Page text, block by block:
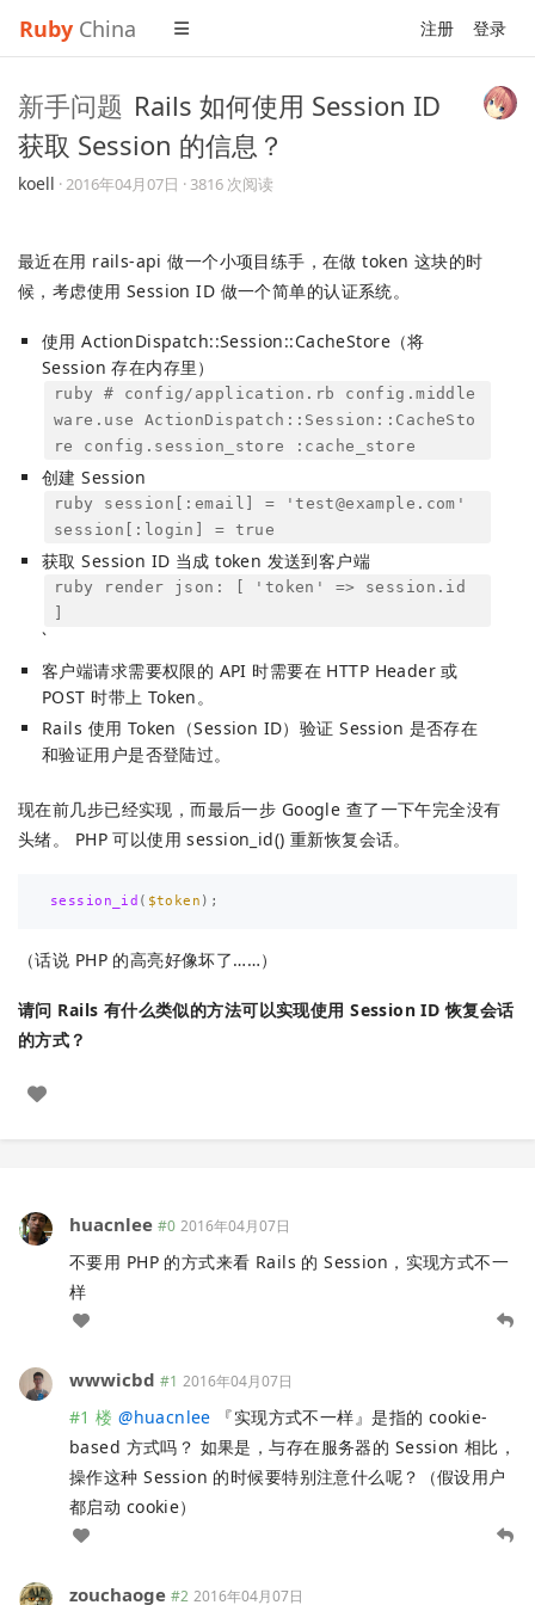
Ruby China 注册 登录
新手问题 Rails 如何使用 Session ID
获取 Session 的信息？
koell ·2016年04月07日 · 3816 次阅读
最近在用 rails-api 做一个小项目练手，在做 token 这块的时
候，考虑使用 Session ID 做一个简单的认证系统。
使用 ActionDispatch::Session::CacheStore（将
Session 存在内存里）
ruby # config/application.rb config.middle
ware.use ActionDispatch::Session::CacheSto
re config.session_store :cache_store
创建 Session
ruby session[:email] = 'test@example.com '
session[:login] = true
获取 Session ID 当成 token 发送到客户端
ruby render json: [ 'token' => session.id
`
客户端请求需要权限的 API 时需要在 HTTP Header 或
POST 时带上 Token。
Rails 使用 Token（Session ID）验证 Session 是否存在
和验证用户是否登陆过。
现在前几步已经实现，而最后一步 Google 查了一下午完全没有
头绪。 PHP 可以使用 session_id() 重新恢复会话。
session_id ( $token );
（话说 PHP 的高亮好像坏了……）
请问 Rails 有什么类似的方法可以实现使用 Session ID 恢复会话
的方式？
huacnlee #0 2016年04月07日
不要用 PHP 的方式来看 Rails 的 Session，实现方式不一
样
wwwicbd #1 2016年04月07日
#1 楼 @huacnlee 『实现方式不一样』是指的 cookie-
based 方式吗？ 如果是，与存在服务器的 Session 相比，
操作这种 Session 的时候要特别注意什么呢？（假设用户
都启动 cookie）
zouchaoge #2 2016年04月07日